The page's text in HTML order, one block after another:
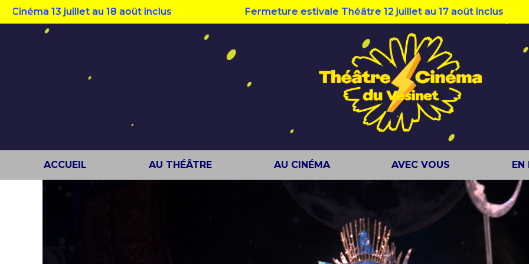
13 juillet au 18 août inclus Fermeture estivale Théâtre 12 juillet au 17 août inclus
ACCUEIL AU THÉÂTRE AU CINÉMA AVEC VOUS EN